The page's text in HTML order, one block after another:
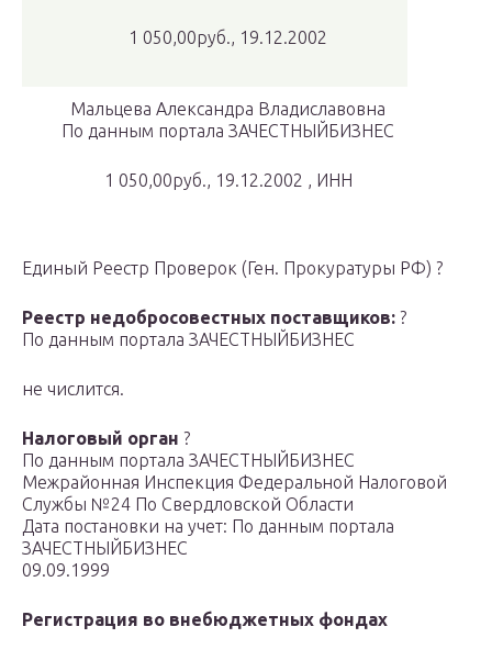
1 050,00руб., 19.12.2002
Мальцева Александра Владиславовна
По данным портала ЗАЧЕСТНЫЙБИЗНЕС
1 050,00руб., 19.12.2002 , ИНН
Единый Реестр Проверок (Ген. Прокуратуры РФ) ?
Реестр недобросовестных поставщиков: ?
По данным портала ЗАЧЕСТНЫЙБИЗНЕС
не числится.
Налоговый орган ?
По данным портала ЗАЧЕСТНЫЙБИЗНЕС
Межрайонная Инспекция Федеральной Налоговой
Службы №24 По Свердловской Области
Дата постановки на учет: По данным портала
ЗАЧЕСТНЫЙБИЗНЕС
09.09.1999
Регистрация во внебюджетных фондах